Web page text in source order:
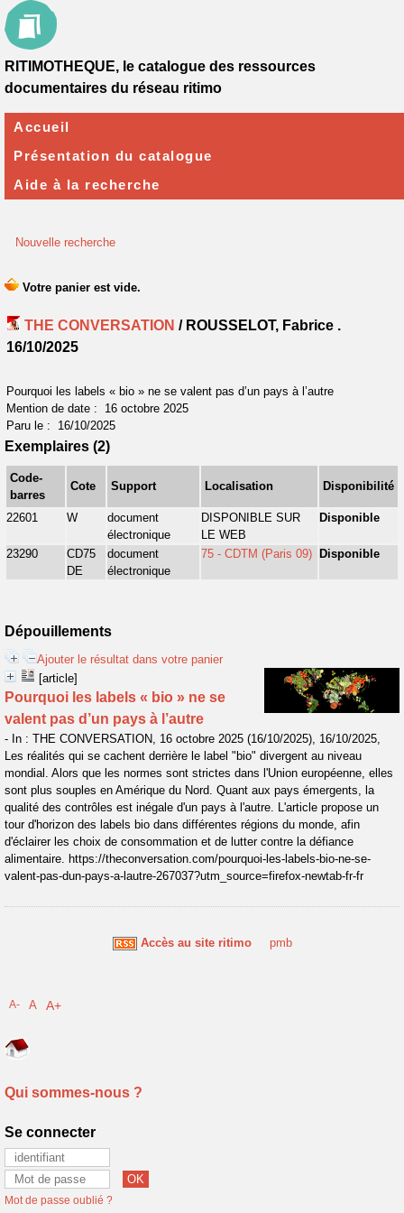
Nouvelle recherche
THE CONVERSATION / ROUSSELOT, Fabrice .
16/10/2025
Pourquoi les labels « bio » ne se valent pas d’un pays à l’autre
Mention de date : 16 octobre 2025
Paru le : 16/10/2025
Exemplaires (2)
Code-
barres
Cote Support Localisation Disponibilité
22601 W
document
électronique
DISPONIBLE SUR
LE WEB
Disponible
23290
CD75
DE
document
électronique
75 - CDTM (Paris 09) Disponible
Dépouillements
Ajouter le résultat dans votre panier
[article]
Pourquoi les labels « bio » ne se
valent pas d’un pays à l’autre
- In : THE CONVERSATION, 16 octobre 2025 (16/10/2025), 16/10/2025,
Les réalités qui se cachent derrière le label "bio" divergent au niveau
mondial. Alors que les normes sont strictes dans l'Union européenne, elles
sont plus souples en Amérique du Nord. Quant aux pays émergents, la
qualité des contrôles est inégale d'un pays à l'autre. L'article propose un
tour d'horizon des labels bio dans différentes régions du monde, afin
d'éclairer les choix de consommation et de lutter contre la défiance
alimentaire. https://theconversation.com/pourquoi-les-labels-bio-ne-se-
valent-pas-dun-pays-a-lautre-267037?utm_source=firefox-newtab-fr-fr
Accès au site ritimo pmb
RITIMOTHEQUE, le catalogue des ressources
documentaires du réseau ritimo
Accueil
Présentation du catalogue
Aide à la recherche
A- A A+
Qui sommes-nous ?
Se connecter
Mot de passe oublié ?